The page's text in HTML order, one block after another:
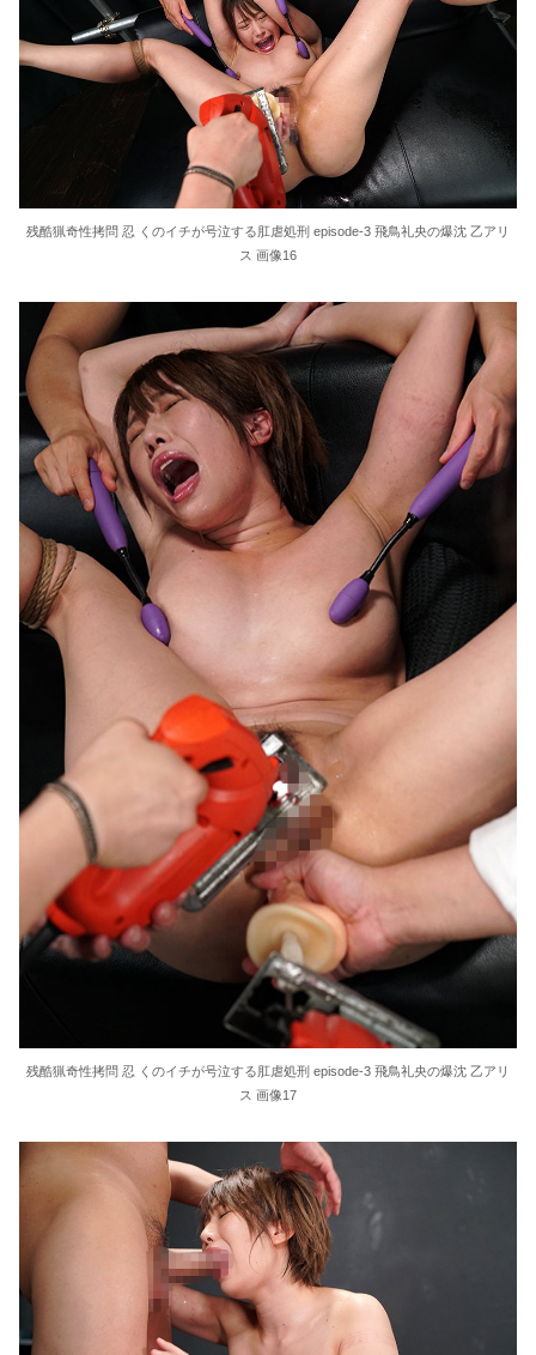
残酷猟奇性拷問 忍 くのイチが号泣する肛虐処刑 episode-3 飛鳥礼央の爆沈 乙アリ
ス 画像16
残酷猟奇性拷問 忍 くのイチが号泣する肛虐処刑 episode-3 飛鳥礼央の爆沈 乙アリ
ス 画像17